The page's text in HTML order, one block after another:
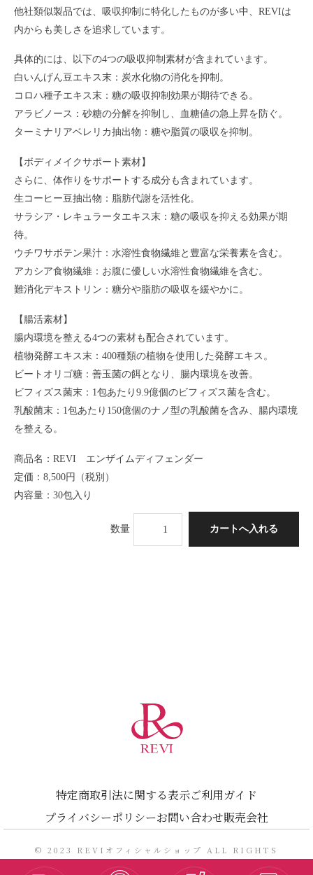
他社類似製品では、吸収抑制に特化したものが多い中、REVIは
内からも美しさを追求しています。
具体的には、以下の4つの吸収抑制素材が含まれています。
白いんげん豆エキス末：炭水化物の消化を抑制。
コロハ種子エキス末：糖の吸収抑制効果が期待できる。
アラビノース：砂糖の分解を抑制し、血糖値の急上昇を防ぐ。
ターミナリアベレリカ抽出物：糖や脂質の吸収を抑制。
【ボディメイクサポート素材】
さらに、体作りをサポートする成分も含まれています。
生コーヒー豆抽出物：脂肪代謝を活性化。
サラシア・レキュラータエキス末：糖の吸収を抑える効果が期
待。
ウチワサボテン果汁：水溶性食物繊維と豊富な栄養素を含む。
アカシア食物繊維：お腹に優しい水溶性食物繊維を含む。
難消化デキストリン：糖分や脂肪の吸収を緩やかに。
【腸活素材】
腸内環境を整える4つの素材も配合されています。
植物発酵エキス末：400種類の植物を使用した発酵エキス。
ビートオリゴ糖：善玉菌の餌となり、腸内環境を改善。
ビフィズス菌末：1包あたり9.9億個のビフィズス菌を含む。
乳酸菌末：1包あたり150億個のナノ型の乳酸菌を含み、腸内環境
を整える。
商品名：REVI エンザイムディフェンダー
定価：8,500円（税別）
内容量：30包入り
数量
特定商取引法に関する表示ご利用ガイド
プライバシーポリシーお問い合わせ販売会社
© 2023 REVIオフィシャルショップ ALL RIGHTS